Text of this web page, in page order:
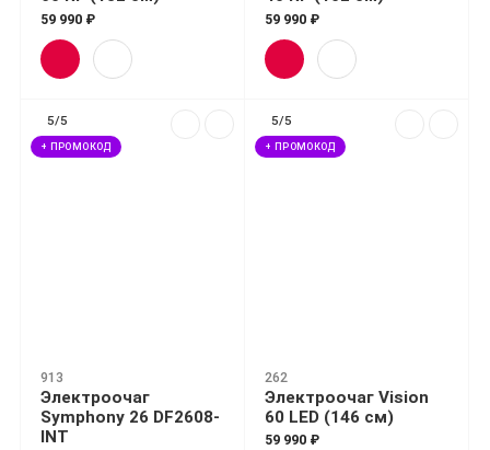
59 990 ₽ 59 990 ₽
5/5
+ ПРОМОКОД
913
Электроочаг
Symphony 26 DF2608-
INT
5/5
+ ПРОМОКОД
262
Электроочаг Vision
60 LED (146 см)
59 990 ₽